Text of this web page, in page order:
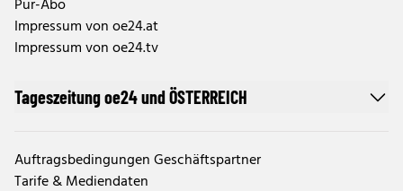
Pur-Abo
Impressum von oe24.at
Impressum von oe24.tv
Tageszeitung oe24 und ÖSTERREICH
Auftragsbedingungen Geschäftspartner
Tarife & Mediendaten